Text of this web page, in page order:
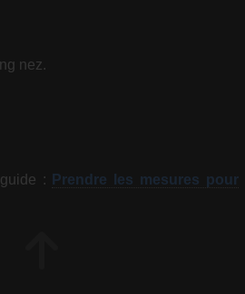
nez.
:
Prendre les mesures pour